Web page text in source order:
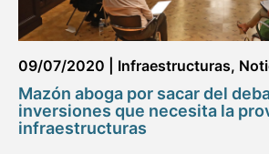
09/07/2020 Infraestructuras,
Mazón aboga por sacar del
inversiones que necesita la
infraestructuras